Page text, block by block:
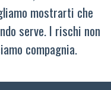
mostrarti che
serve. I rischi non
compagnia.